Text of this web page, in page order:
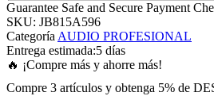
panel
panel
Guarantee Safe and Secure Payment
SKU: JB815A596
Categoría AUDIO PROFESIONAL
Entrega estimada:5 días
🔥 ¡Compre más y ahorre más!
Compre 3 artículos y obtenga 5% de